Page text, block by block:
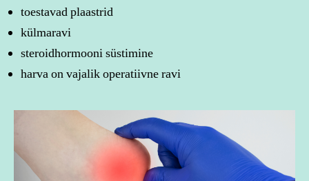
toestavad plaastrid
külmaravi
steroidhormooni süstimine
harva on vajalik operatiivne ravi